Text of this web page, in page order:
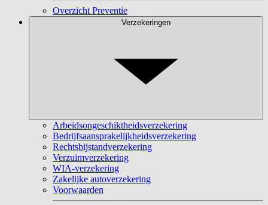
Overzicht Preventie
Verzekeringen
Arbeidsongeschiktheidsverzekering
Bedrijfsaansprakelijkheidsverzekering
Rechtsbijstandverzekering
Verzuimverzekering
WIA-verzekering
Zakelijke autoverzekering
Voorwaarden